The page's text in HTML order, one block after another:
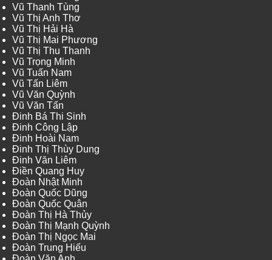
Vũ Thanh Tùng
Vũ Thị Anh Thơ
Vũ Thị Hải Hà
Vũ Thị Mai Phương
Vũ Thị Thu Thanh
Vũ Trọng Minh
Vũ Tuấn Nam
Vũ Tấn Liêm
Vũ Văn Quỳnh
Vũ Văn Tấn
Đinh Bá Thi Sinh
Đinh Công Lập
Đinh Hoài Nam
Đinh Thị Thùy Dung
Đinh Văn Liêm
Điền Quang Huy
Đoàn Nhật Minh
Đoàn Quốc Dũng
Đoàn Quốc Quân
Đoàn Thị Hà Thủy
Đoàn Thị Mạnh Quỳnh
Đoàn Thị Ngọc Mai
Đoàn Trung Hiếu